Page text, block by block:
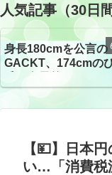
人気記事（30日間
身長180cmを公言の
GACKT、174cmの
トざわつき イベン
真が話題
【💴】日本
い…「消費税